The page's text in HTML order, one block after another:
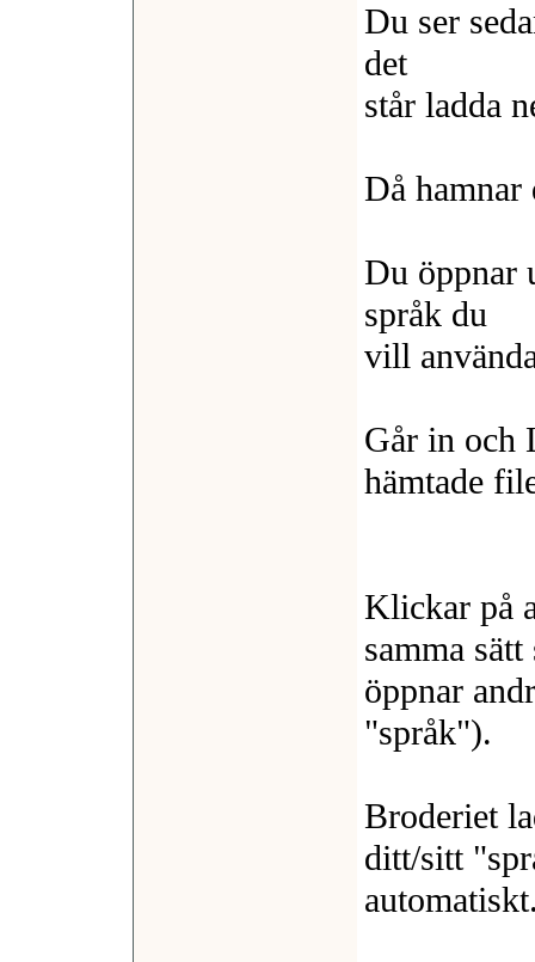
Du ser
det
står ladda
Då hamnar
Du öppnar
språk du
vill
Går in och
hämtade
Klickar på
samma
öppnar
"språk").
Broderiet
ditt/sitt